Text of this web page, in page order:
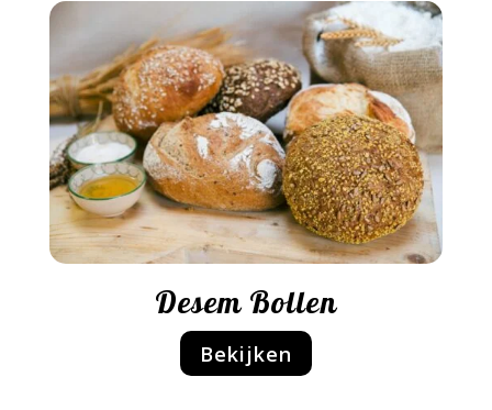
Desem Bollen
Bekijken